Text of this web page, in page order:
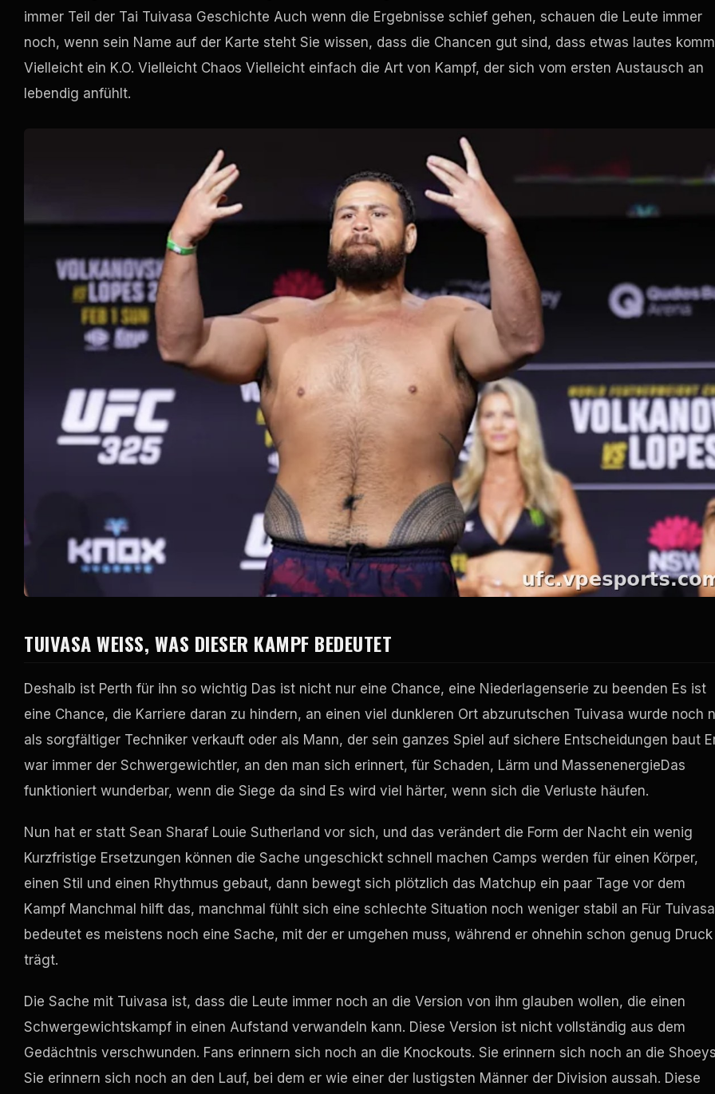
immer Teil der Tai Tuivasa Geschichte Auch wenn die Ergebnisse schief gehen, schauen die Leute immer
noch, wenn sein Name auf der Karte steht Sie wissen, dass die Chancen gut sind, dass etwas lautes
Vielleicht ein K.O. Vielleicht Chaos Vielleicht einfach die Art von Kampf, der sich vom ersten Austausch an
lebendig anfühlt.
TUIVASA WEISS, WAS DIESER KAMPF BEDEUTET
Deshalb ist Perth für ihn so wichtig Das ist nicht nur eine Chance, eine Niederlagenserie zu beenden Es ist
eine Chance, die Karriere daran zu hindern, an einen viel dunkleren Ort abzurutschen Tuivasa wurde noch
als sorgfältiger Techniker verkauft oder als Mann, der sein ganzes Spiel auf sichere Entscheidungen baut
war immer der Schwergewichtler, an den man sich erinnert, für Schaden, Lärm und MassenenergieDas
funktioniert wunderbar, wenn die Siege da sind Es wird viel härter, wenn sich die Verluste häufen.
Nun hat er statt Sean Sharaf Louie Sutherland vor sich, und das verändert die Form der Nacht ein wenig
Kurzfristige Ersetzungen können die Sache ungeschickt schnell machen Camps werden für einen Körper,
einen Stil und einen Rhythmus gebaut, dann bewegt sich plötzlich das Matchup ein paar Tage vor dem
Kampf Manchmal hilft das, manchmal fühlt sich eine schlechte Situation noch weniger stabil an Für Tuivasa
bedeutet es meistens noch eine Sache, mit der er umgehen muss, während er ohnehin schon genug Druck
trägt.
Die Sache mit Tuivasa ist, dass die Leute immer noch an die Version von ihm glauben wollen, die einen
Schwergewichtskampf in einen Aufstand verwandeln kann. Diese Version ist nicht vollständig aus dem
Gedächtnis verschwunden. Fans erinnern sich noch an die Knockouts. Sie erinnern sich noch an die
Sie erinnern sich noch an den Lauf, bei dem er wie einer der lustigsten Männer der Division aussah. Diese